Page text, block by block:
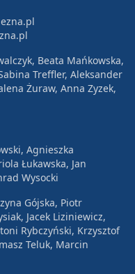
Beata Mańkowska,
Treffler, Aleksander
Żuraw, Anna Zyzek,
Agnieszka
Łukawska, Jan
Wysocki
Gójska, Piotr
Jacek Liziniewicz,
Rybczyński, Krzysztof
Teluk, Marcin